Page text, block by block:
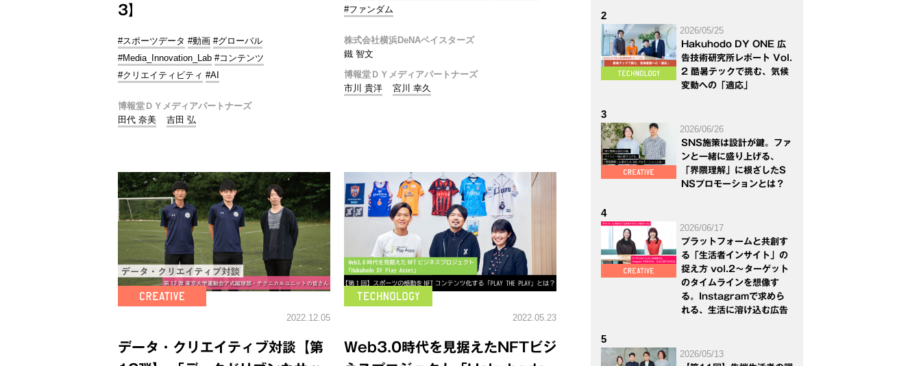
3】
#スポーツデータ #動画 #グローバル
#Media_Innovation_Lab #コンテンツ
#クリエイティビティ #AI
博報堂ＤＹメディアパートナーズ
田代 奈美
吉田 弘
#ファンダム
株式会社横浜DeNAベイスターズ
鐵 智文
博報堂ＤＹメディアパートナーズ
市川 貴洋
宮川 幸久
2022.12.05
データ・クリエイティブ対談【第
2022.05.23
Web3.0時代を見据えたNFTビジ
2
2026/05/25
Hakuhodo DY ONE 広
告技術研究所レポート Vol.
2 酷暑テックで挑む、気候
変動への「適応」
3
2026/06/26
SNS施策は設計が鍵。ファ
ンと一緒に盛り上げる、
「界隈理解」に根ざしたS
NSプロモーションとは？
4
2026/06/17
プラットフォームと共創す
る「生活者インサイト」の
捉え方 vol.2～ターゲット
のタイムラインを想像す
る。Instagramで求めら
れる、生活に溶け込む広告
5
2026/05/13